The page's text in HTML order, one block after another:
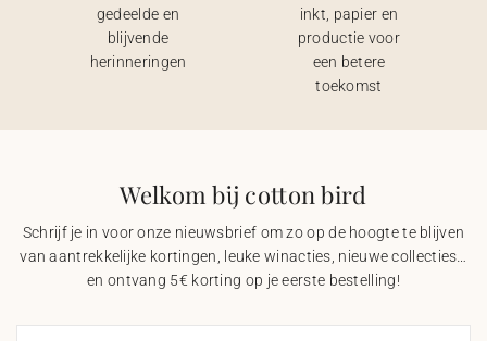
gedeelde en
blijvende
herinneringen
inkt, papier en
productie voor
een betere
toekomst
Welkom bij cotton bird
Schrijf je in voor onze nieuwsbrief om zo op de hoogte te blijven
van aantrekkelijke kortingen, leuke winacties, nieuwe collecties…
en ontvang 5€ korting op je eerste bestelling!